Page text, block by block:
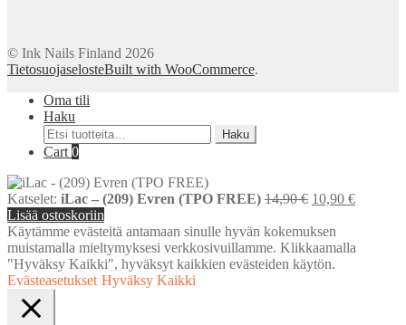
© Ink Nails Finland 2026
TietosuojaselosteBuilt with WooCommerce.
Oma tili
Haku
Etsi:
Haku
Cart 0
Katselet: iLac – (209) Evren (TPO FREE) 14,90€ Alkuperäinen
oli:
14,90 €.
10,90 €
10,90 €.
Lisää ostoskoriin
Käytämme evästeitä antamaan sinulle hyvän kokemuksen
muistamalla mieltymyksesi verkkosivuillamme. Klikkaamalla
"Hyväksy Kaikki", hyväksyt kaikkien evästeiden käytön.
Evästeasetukset Hyväksy Kaikki